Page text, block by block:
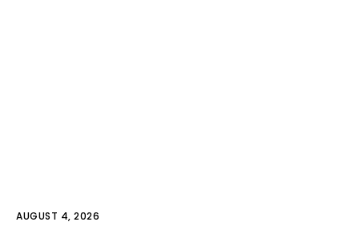
AUGUST 4, 2026